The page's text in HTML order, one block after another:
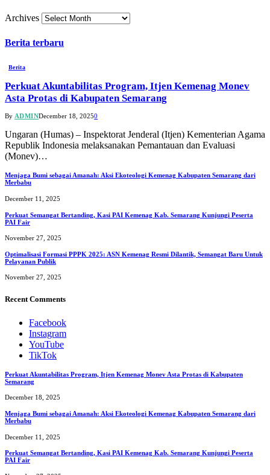
Archives
Berita terbaru
Berita
Perkuat Akuntabilitas Program, Itjen Kemenag Monev
Asta Protas di Kabupaten Semarang
By ADMINDecember 18, 20250
Ungaran (Humas) – Inspektorat Jenderal (Itjen) Kementerian Agama
Republik Indonesia melaksanakan Pemantauan dan Evaluasi
(Monev)…
Menjaga Bumi sebagai Amanah: Aksi Ekoteologi Kemenag Kabupaten Semarang dari
Merbabu
December 11, 2025
Perkuat Semangat Bertanding, Kasi PAI Kemenag Kab. Semarang Kunjungi Peserta
PAI Fair
November 27, 2025
Optimalisasi Formasi PPPK 2025: ASN Kemenag Resmi Dilantik, Semangat Baru Untuk
Pelayanan Publik
November 27, 2025
Recent Comments
Facebook
Instagram
YouTube
TikTok
Perkuat Akuntabilitas Program, Itjen Kemenag Monev Asta Protas di Kabupaten
Semarang
December 18, 2025
Menjaga Bumi sebagai Amanah: Aksi Ekoteologi Kemenag Kabupaten Semarang dari
Merbabu
December 11, 2025
Perkuat Semangat Bertanding, Kasi PAI Kemenag Kab. Semarang Kunjungi Peserta
PAI Fair